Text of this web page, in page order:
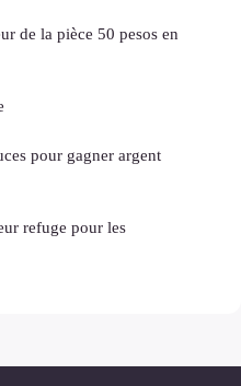
de la pièce 50 pesos en
pour gagner argent
refuge pour les